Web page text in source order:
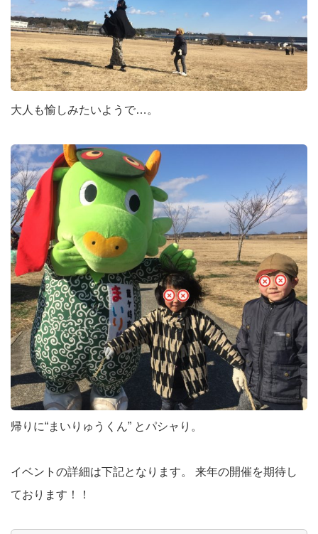
大人も愉しみたいようで…。
帰りに“まいりゅうくん” とパシャり。
イベントの詳細は下記となります。 来年の開催を期待し
ております！！